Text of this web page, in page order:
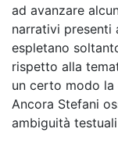
ad avanzare
narrativi presenti
espletano
rispetto alla
un certo modo la
Ancora Stefani
ambiguità